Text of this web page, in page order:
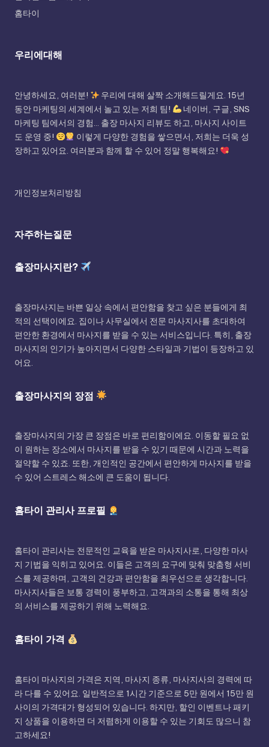
홈타이
우리에대해
안녕하세요, 여러분!
우리에 대해 살짝 소개해드릴게요. 15년
동안 마케팅의 세계에서 놀고 있는 저희 팀!
네이버, 구글, SNS
마케팅 팀에서의 경험... 출장 마사지 리뷰도 하고, 마사지 사이트
도 운영 중!
이렇게 다양한 경험을 쌓으면서, 저희는 더욱 성
장하고 있어요. 여러분과 함께 할 수 있어 정말 행복해요!
개인정보처리방침
자주하는질문
출장마사지란?
출장마사지는 바쁜 일상 속에서 편안함을 찾고 싶은 분들에게 최
적의 선택이에요. 집이나 사무실에서 전문 마사지사를 초대하여
편안한 환경에서 마사지를 받을 수 있는 서비스입니다. 특히, 출장
마사지의 인기가 높아지면서 다양한 스타일과 기법이 등장하고 있
어요.
출장마사지의 장점
출장마사지의 가장 큰 장점은 바로 편리함이에요. 이동할 필요 없
이 원하는 장소에서 마사지를 받을 수 있기 때문에 시간과 노력을
절약할 수 있죠. 또한, 개인적인 공간에서 편안하게 마사지를 받을
수 있어 스트레스 해소에 큰 도움이 됩니다.
홈타이 관리사 프로필
홈타이 관리사는 전문적인 교육을 받은 마사지사로, 다양한 마사
지 기법을 익히고 있어요. 이들은 고객의 요구에 맞춰 맞춤형 서비
스를 제공하며, 고객의 건강과 편안함을 최우선으로 생각합니다.
마사지사들은 보통 경력이 풍부하고, 고객과의 소통을 통해 최상
의 서비스를 제공하기 위해 노력해요.
홈타이 가격
홈타이 마사지의 가격은 지역, 마사지 종류, 마사지사의 경력에 따
라 다를 수 있어요. 일반적으로 1시간 기준으로 5만 원에서 15만 원
사이의 가격대가 형성되어 있습니다. 하지만, 할인 이벤트나 패키
지 상품을 이용하면 더 저렴하게 이용할 수 있는 기회도 많으니 참
고하세요!